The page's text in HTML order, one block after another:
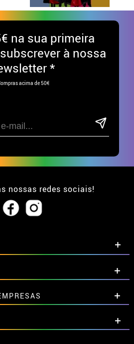
na sua primeira
à nossa
*
acima de 50€
nossas redes sociais!
grupos.
aqui
grupos.
aqui